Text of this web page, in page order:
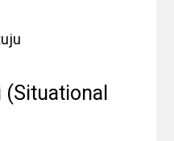
(Situational